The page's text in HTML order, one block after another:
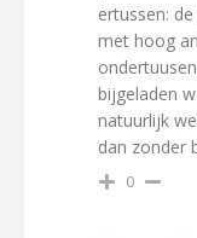
ertussen:
met hoog
bijgeladen
natuurlijk
dan zonder
0